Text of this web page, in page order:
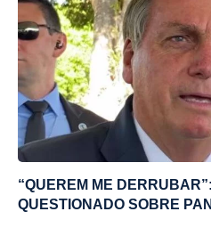
“QUEREM ME
QUESTIONADO SOBRE